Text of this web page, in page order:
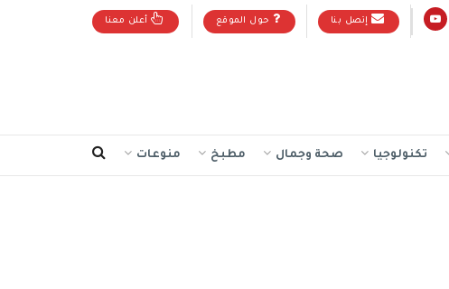
إتصل بنا حول الموقع أعلن معنا
تكنولوجيا صحة وجمال مطبخ منوعات